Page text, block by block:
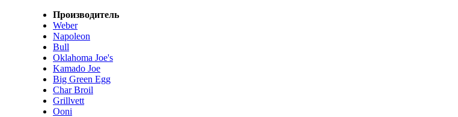
Производитель
Weber
Napoleon
Bull
Oklahoma Joe's
Kamado Joe
Big Green Egg
Char Broil
Grillvett
Ooni